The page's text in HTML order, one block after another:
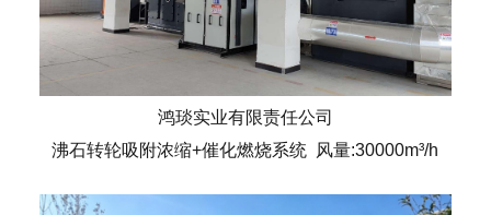
鸿琰实业有限责任公司
沸石转轮吸附浓缩+催化燃烧系统 风量:30000m³/h